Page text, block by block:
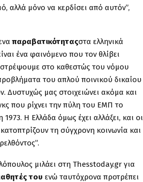
αλλά μόνο να κερδίσει από αυτόν”,
παραβατικότηταςστα ελληνικά
ένα φαινόμενο που τον θλίβει
στο καθεστώς του νόμου
του απλού ποινικού δικαίου
Δυστυχώς μας στοιχειώνει ακόμα και
που ρίχνει την πύλη του ΕΜΠ το
Η Ελλάδα όμως έχει αλλάξει, και οι
τη σύγχρονη κοινωνία και
μιλάει στη Thesstoday.gr για
του ενώ ταυτόχρονα προτρέπει